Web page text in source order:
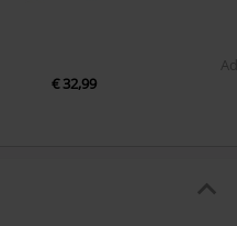
€ 32,99